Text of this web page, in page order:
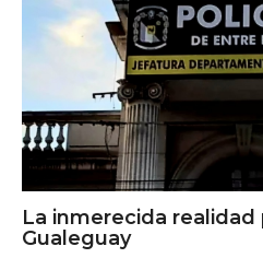
La inmerecida realidad
Gualeguay